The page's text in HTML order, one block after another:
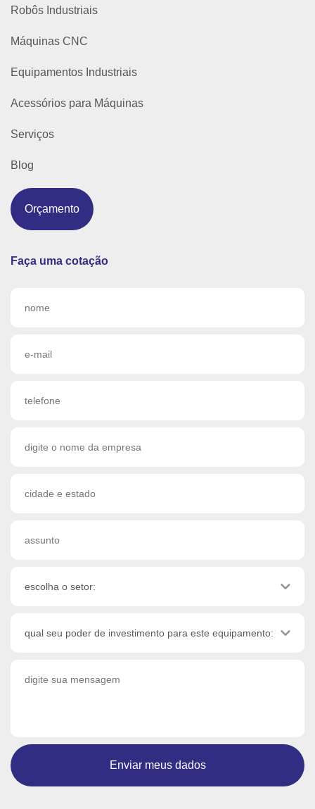
Robôs Industriais
Máquinas CNC
Equipamentos Industriais
Acessórios para Máquinas
Serviços
Blog
Orçamento
Faça uma cotação
Enviar meus dados